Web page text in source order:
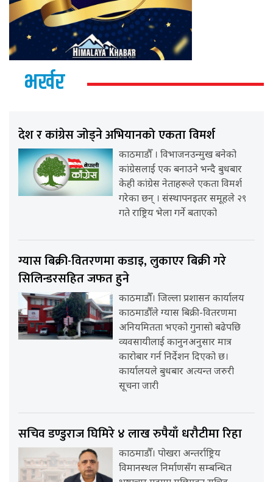
भर्खर
देश र कांग्रेस जोड्ने अभियानको एकता विमर्श
काठमाडौँ । विभाजनउन्मुख बनेको
कांग्रेसलाई एक बनाउने भन्दै बुधबार
केही कांग्रेस नेताहरूले एकता विमर्श
गरेका छन् । संस्थापनइतर समूहले २९
गते राष्ट्रिय भेला गर्ने बताएको
ग्यास बिक्री-वितरणमा कडाइ, लुकाएर बिक्री गरे
सिलिन्डरसहित जफत हुने
काठमाडौँ। जिल्ला प्रशासन कार्यालय
काठमाडौँले ग्यास बिक्री-वितरणमा
अनियमितता भएको गुनासो बढेपछि
व्यवसायीलाई कानुनअनुसार मात्र
कारोबार गर्न निर्देशन दिएको छ।
कार्यालयले बुधबार अत्यन्त जरुरी
सूचना जारी
सचिव डण्डुराज घिमिरे ४ लाख रुपैयाँ धरौटीमा रिहा
काठमाडौँ। पोखरा अन्तर्राष्ट्रिय
विमानस्थल निर्माणसँग सम्बन्धित